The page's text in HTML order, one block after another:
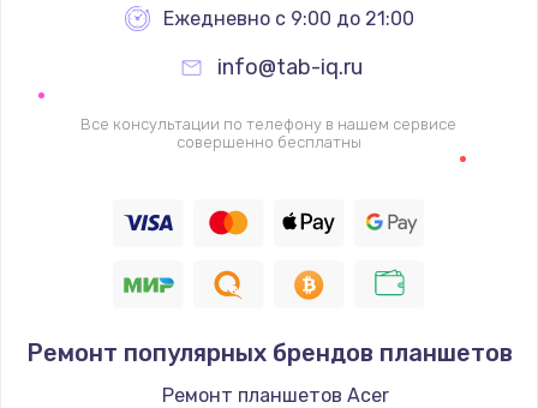
2500 руб.
Заказать
Ремонт FaceID
2500 руб.
2000 руб.
Заказать
Замена задней крышки
Ежедневно с 9:00 до 21:00
info@tab-iq.ru
Все консультации по телефону в нашем сервисе
совершенно бесплатны
Ремонт популярных брендов планшетов
Ремонт планшетов Acer